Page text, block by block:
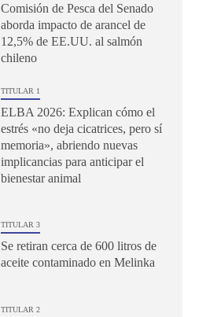
Comisión de Pesca del Senado
aborda impacto de arancel de
12,5% de EE.UU. al salmón
chileno
TITULAR 1
ELBA 2026: Explican cómo el
estrés «no deja cicatrices, pero sí
memoria», abriendo nuevas
implicancias para anticipar el
bienestar animal
TITULAR 3
Se retiran cerca de 600 litros de
aceite contaminado en Melinka
TITULAR 2